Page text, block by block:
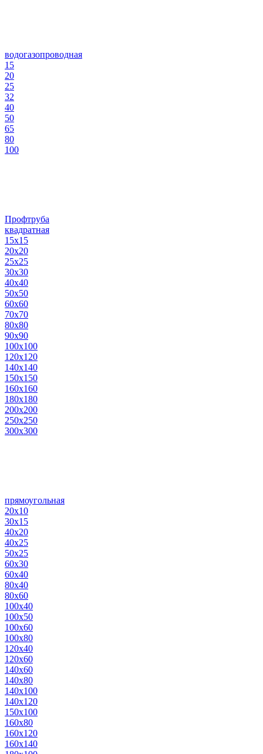
водогазопроводная
15
20
25
32
40
50
65
80
100
Профтруба
квадратная
15х15
20х20
25х25
30х30
40х40
50х50
60х60
70х70
80х80
90х90
100х100
120х120
140х140
150х150
160х160
180х180
200х200
250х250
300х300
прямоугольная
20х10
30х15
40х20
40х25
50х25
60х30
60х40
80х40
80х60
100х40
100х50
100х60
100х80
120х40
120х60
140х60
140х80
140х100
140х120
150х100
160х80
160х120
160х140